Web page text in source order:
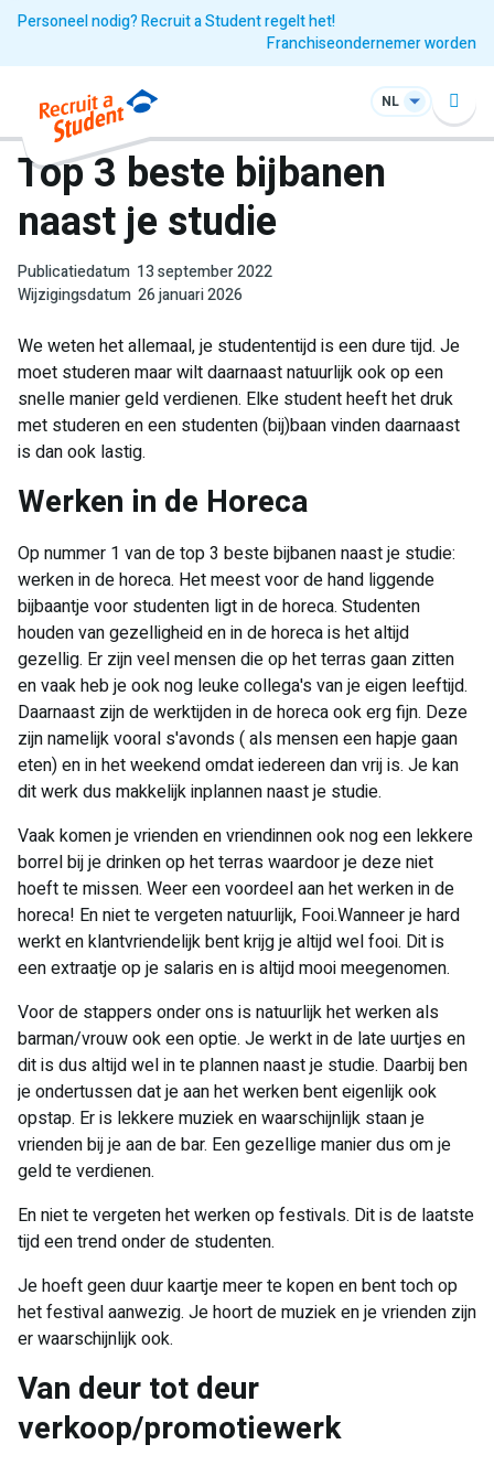
Personeel nodig? Recruit a Student regelt het!
Franchiseondernemer worden
NL
Top 3 beste bijbanen
naast je studie
Publicatiedatum 13 september 2022
Wijzigingsdatum 26 januari 2026
We weten het allemaal, je studententijd is een dure tijd. Je
moet studeren maar wilt daarnaast natuurlijk ook op een
snelle manier geld verdienen. Elke student heeft het druk
met studeren en een studenten (bij)baan vinden daarnaast
is dan ook lastig.
Werken in de Horeca
Op nummer 1 van de top 3 beste bijbanen naast je studie:
werken in de horeca. Het meest voor de hand liggende
bijbaantje voor studenten ligt in de horeca. Studenten
houden van gezelligheid en in de horeca is het altijd
gezellig. Er zijn veel mensen die op het terras gaan zitten
en vaak heb je ook nog leuke collega's van je eigen leeftijd.
Daarnaast zijn de werktijden in de horeca ook erg fijn. Deze
zijn namelijk vooral s'avonds ( als mensen een hapje gaan
eten) en in het weekend omdat iedereen dan vrij is. Je kan
dit werk dus makkelijk inplannen naast je studie.
Vaak komen je vrienden en vriendinnen ook nog een lekkere
borrel bij je drinken op het terras waardoor je deze niet
hoeft te missen. Weer een voordeel aan het werken in de
horeca! En niet te vergeten natuurlijk, Fooi.Wanneer je hard
werkt en klantvriendelijk bent krijg je altijd wel fooi. Dit is
een extraatje op je salaris en is altijd mooi meegenomen.
Voor de stappers onder ons is natuurlijk het werken als
barman/vrouw ook een optie. Je werkt in de late uurtjes en
dit is dus altijd wel in te plannen naast je studie. Daarbij ben
je ondertussen dat je aan het werken bent eigenlijk ook
opstap. Er is lekkere muziek en waarschijnlijk staan je
vrienden bij je aan de bar. Een gezellige manier dus om je
geld te verdienen.
En niet te vergeten het werken op festivals. Dit is de laatste
tijd een trend onder de studenten.
Je hoeft geen duur kaartje meer te kopen en bent toch op
het festival aanwezig. Je hoort de muziek en je vrienden zijn
er waarschijnlijk ook.
Van deur tot deur
verkoop/promotiewerk